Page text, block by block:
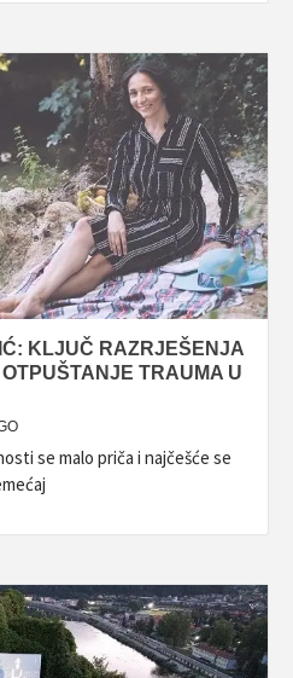
KLJUČ RAZRJEŠENJA
TRAUMA U
se malo priča i najčešće se